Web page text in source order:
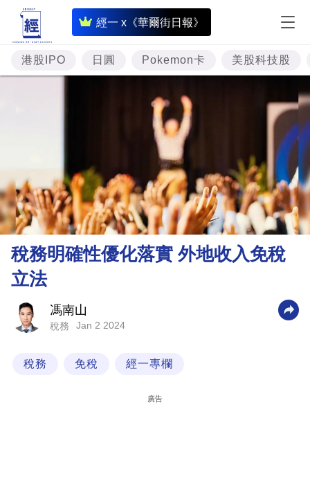
經一 x《華爾街日報》
即
時
財
經
資
樓
市
理
財
科
港股IPO 日圓 Pokemon卡 美股科技股
稅務明確性優化落實 外地收入免稅
立法
馮南山
稅務 Jan 2 2024
稅務 免稅 經一專欄
廣告